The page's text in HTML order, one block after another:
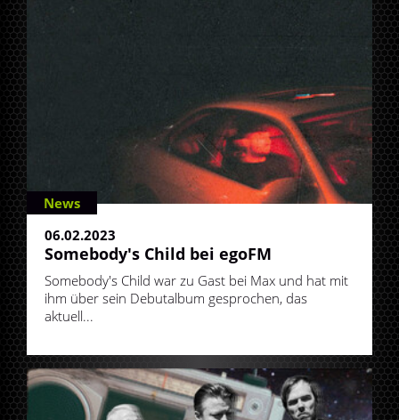
News
06.02.2023
Somebody's Child bei egoFM
Somebody's Child war zu Gast bei Max und hat mit
ihm über sein Debutalbum gesprochen, das
aktuell...